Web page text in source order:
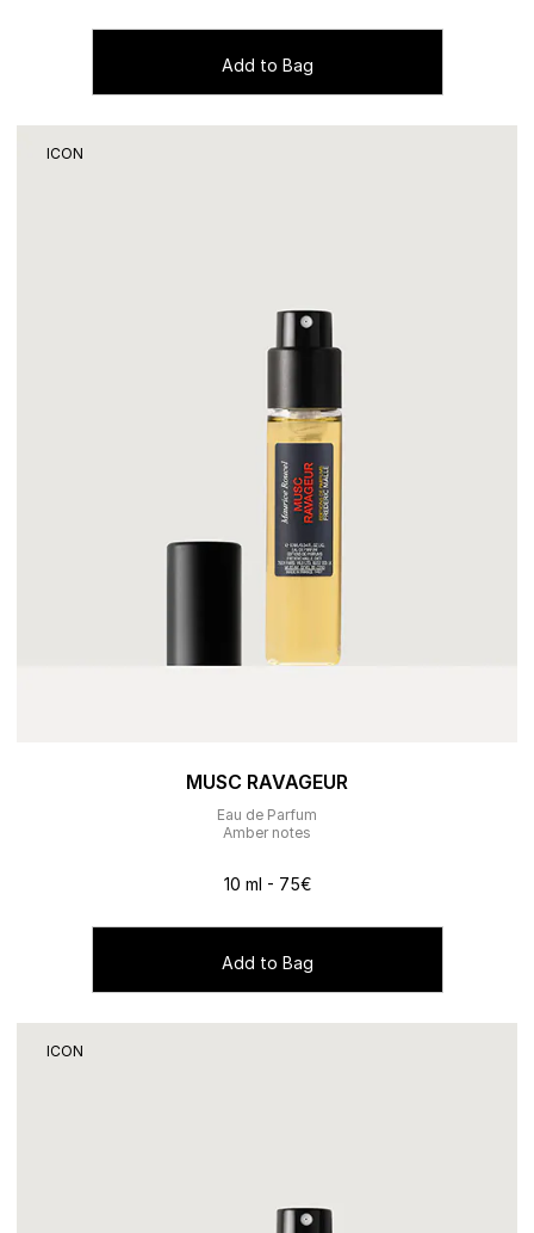
Add to Bag
ICON
MUSC RAVAGEUR
Eau de Parfum
Amber notes
10 ml - 75€
Add to Bag
ICON